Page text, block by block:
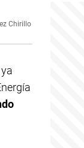
Chirillo
ya